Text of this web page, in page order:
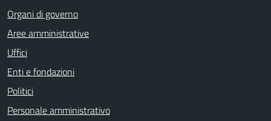
Organi di governo
Aree amministrative
Uffici
Enti e fondazioni
Politici
Personale amministrativo